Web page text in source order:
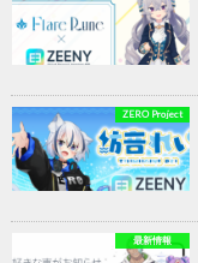
ZERO Project
最新情報